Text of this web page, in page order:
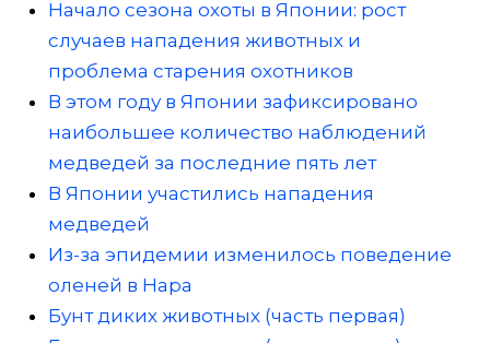
Начало сезона охоты в Японии: рост
случаев нападения животных и
проблема старения охотников
В этом году в Японии зафиксировано
наибольшее количество наблюдений
медведей за последние пять лет
В Японии участились нападения
медведей
Из-за эпидемии изменилось поведение
оленей в Нара
Бунт диких животных (часть первая)